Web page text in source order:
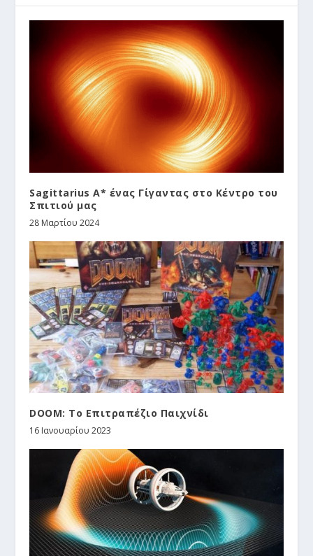
Sagittarius A* ένας Γίγαντας στο Κέντρο του
Σπιτιού μας
28 Μαρτίου 2024
DOOM: Το Επιτραπέζιο Παιχνίδι
16 Ιανουαρίου 2023